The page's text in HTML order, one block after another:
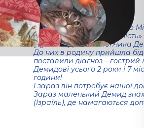
01.09.2021
Як ми вже повідомляли, до
Петровського
(Дубовик) (мами хлопчика
До них в родину прийшла
поставили діагноз –
Демидові усього 2 роки і 7
години!
І зараз він потребує нашої
Зараз маленький Демид
(Ізраїль), де намагаються